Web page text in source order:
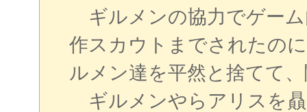
ギルメンの協力でゲー
作スカウトまでされたの
ルメン達を平然と捨てて
ギルメンやらアリスを